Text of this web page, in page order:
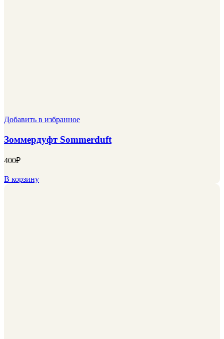
Добавить в избранное
Зоммердуфт Sommerduft
400₽
В корзину